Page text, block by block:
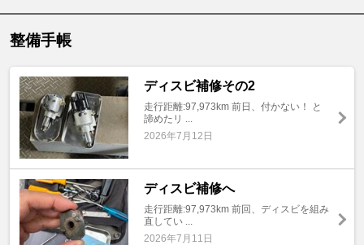
整備手帳
ディスビ補修その2
走行距離:97,973km 前日、付かない！ と
諦めたリ ...
2026年7月12日
ディスビ補修へ
走行距離:97,973km 前回、ディスビを組み
直してい ...
2026年7月11日